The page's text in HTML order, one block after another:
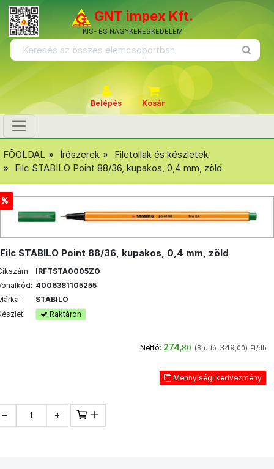
GNT impex Kft.
KIS- ÉS NAGYKERESKEDELEM
Belépés Kosár
FŐOLDAL Írószerek
Filctollak és készletek
Filc STABILO Point 88/36, kupakos, 0,4 mm, zöld
Filc STABILO Point 88/36, kupakos, 0,4 mm, zöld
IRFTSTA0005ZO
4006381105255
STABILO
Raktáron
Nettó: 274,80 (Bruttó: 349,00) Ft/db.
Mennyiségi kedvezmény
− +